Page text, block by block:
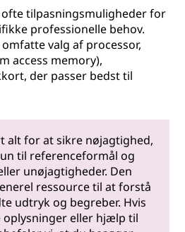
tilpasningsmuligheder for
professionelle behov.
valg af processor,
access memory),
der passer bedst til
alt for at sikre nøjagtighed,
til referenceformål og
unøjagtigheder. Den
ressource til at forstå
udtryk og begreber. Hvis
oplysninger eller hjælp til